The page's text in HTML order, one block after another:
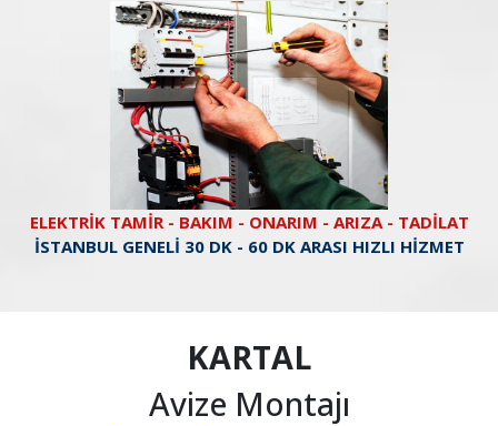
ELEKTRİK TAMİR - BAKIM - ONARIM - ARIZA - TADİLAT
İSTANBUL GENELİ 30 DK - 60 DK ARASI HIZLI HİZMET
KARTAL
Avize Montajı